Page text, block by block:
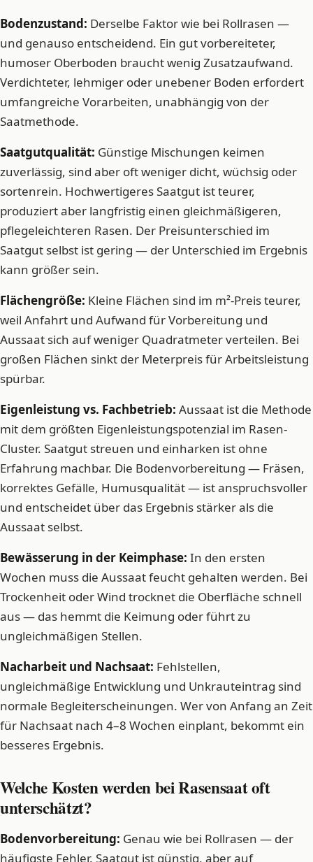
Bodenzustand: Derselbe Faktor wie bei Rollrasen —
und genauso entscheidend. Ein gut vorbereiteter,
humoser Oberboden braucht wenig Zusatzaufwand.
Verdichteter, lehmiger oder unebener Boden erfordert
umfangreiche Vorarbeiten, unabhängig von der
Saatmethode.
Saatgutqualität: Günstige Mischungen keimen
zuverlässig, sind aber oft weniger dicht, wüchsig oder
sortenrein. Hochwertigeres Saatgut ist teurer,
produziert aber langfristig einen gleichmäßigeren,
pflegeleichteren Rasen. Der Preisunterschied im
Saatgut selbst ist gering — der Unterschied im Ergebnis
kann größer sein.
Flächengröße: Kleine Flächen sind im m²-Preis teurer,
weil Anfahrt und Aufwand für Vorbereitung und
Aussaat sich auf weniger Quadratmeter verteilen. Bei
großen Flächen sinkt der Meterpreis für Arbeitsleistung
spürbar.
Eigenleistung vs. Fachbetrieb: Aussaat ist die Methode
mit dem größten Eigenleistungspotenzial im Rasen-
Cluster. Saatgut streuen und einharken ist ohne
Erfahrung machbar. Die Bodenvorbereitung — Fräsen,
korrektes Gefälle, Humusqualität — ist anspruchsvoller
und entscheidet über das Ergebnis stärker als die
Aussaat selbst.
Bewässerung in der Keimphase: In den ersten
Wochen muss die Aussaat feucht gehalten werden. Bei
Trockenheit oder Wind trocknet die Oberfläche schnell
aus — das hemmt die Keimung oder führt zu
ungleichmäßigen Stellen.
Nacharbeit und Nachsaat: Fehlstellen,
ungleichmäßige Entwicklung und Unkrauteintrag sind
normale Begleiterscheinungen. Wer von Anfang an Zeit
für Nachsaat nach 4–8 Wochen einplant, bekommt ein
besseres Ergebnis.
Welche Kosten werden bei Rasensaat oft
unterschätzt?
Bodenvorbereitung: Genau wie bei Rollrasen — der
häufigste Fehler. Saatgut ist günstig, aber auf